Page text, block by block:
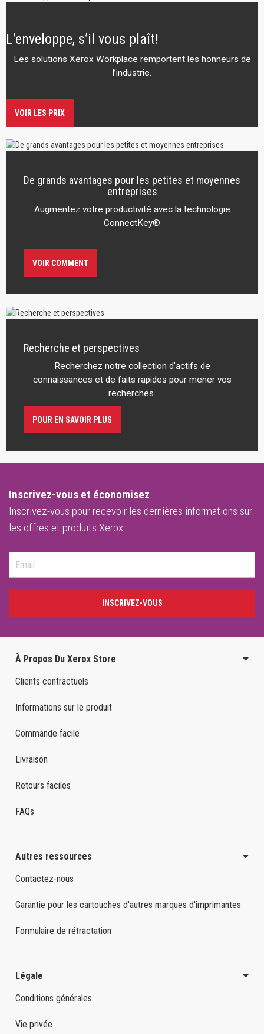
L’enveloppe, s’il vous plaît!
Les solutions Xerox Workplace remportent les honneurs de
l’industrie.
VOIR LES PRIX
De grands avantages pour les petites et moyennes
entreprises
Augmentez votre productivité avec la technologie
ConnectKey®
VOIR COMMENT
Recherche et perspectives
Recherchez notre collection d’actifs de
connaissances et de faits rapides pour mener vos
recherches.
POUR EN SAVOIR PLUS
Inscrivez-vous et économisez
Inscrivez-vous pour recevoir les dernières informations sur
les offres et produits Xerox
INSCRIVEZ-VOUS
À Propos Du Xerox Store
Clients contractuels
Informations sur le produit
Commande facile
Livraison
Retours faciles
FAQs
Autres ressources
Contactez-nous
Garantie pour les cartouches d'autres marques d'imprimantes
Formulaire de rétractation
Légale
Conditions générales
Vie privée